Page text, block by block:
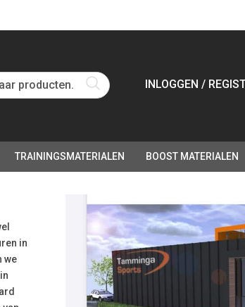
INLOGGEN /
TRAININGSMATERIALEN BOOST MATERIALEN
in
we